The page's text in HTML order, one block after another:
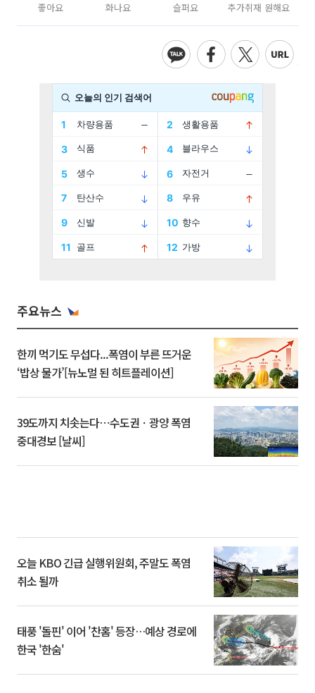
좋아요 화나요 슬퍼요 추가취재 원해요
주요뉴스
한끼 먹기도 무섭다...폭염이 부른 뜨거운
‘밥상 물가’[뉴노멀 된 히트플레이션]
39도까지 치솟는다⋯수도권ㆍ광양 폭염
중대경보 [날씨]
오늘 KBO 긴급 실행위원회, 주말도 폭염
취소 될까
태풍 '돌핀' 이어 '찬홈' 등장…예상 경로에
한국 '한숨'